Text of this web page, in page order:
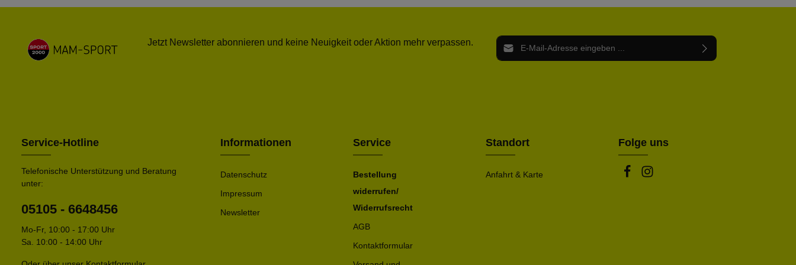
Jetzt Newsletter abonnieren und keine Neuigkeit oder Aktion mehr verpassen. E-Mail-Adresse*
Service-Hotline
Telefonische Unterstützung und Beratung
unter:
05105 - 6648456
Mo-Fr, 10:00 - 17:00 Uhr
Sa. 10:00 - 14:00 Uhr
Informationen
Datenschutz
Impressum
Newsletter
Service
Bestellung
widerrufen/
Widerrufsrecht
AGB
Kontaktformular
Standort
Anfahrt & Karte
Folge uns